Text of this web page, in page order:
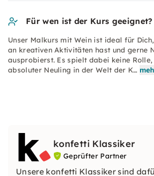
Für wen ist der Kurs geeignet?
Unser Malkurs mit Wein ist ideal für
an kreativen Aktivitäten hast und gerne
ausprobierst. Es spielt dabei keine Rolle,
absoluter Neuling in der Welt der K…
konfetti Klassiker
Geprüfter Partner
Unsere konfetti Klassiker sind